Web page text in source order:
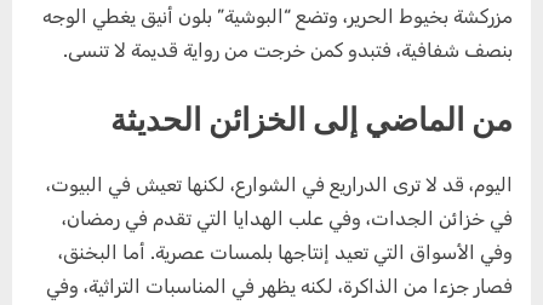
مزركشة بخيوط الحرير، وتضع “البوشية” بلون أنيق يغطي الوجه
بنصف شفافية، فتبدو كمن خرجت من رواية قديمة لا تنسى.
من الماضي إلى الخزائن الحديثة
اليوم، قد لا ترى الدراريع في الشوارع، لكنها تعيش في البيوت،
في خزائن الجدات، وفي علب الهدايا التي تقدم في رمضان،
وفي الأسواق التي تعيد إنتاجها بلمسات عصرية. أما البخنق،
فصار جزءا من الذاكرة، لكنه يظهر في المناسبات التراثية، وفي